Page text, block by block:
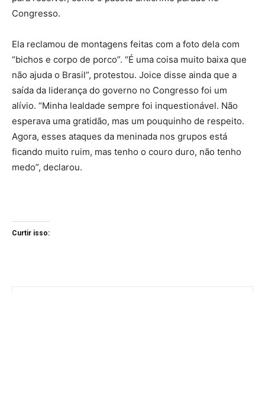
Congresso.
Ela reclamou de montagens feitas com a foto dela com
“bichos e corpo de porco”. “É uma coisa muito baixa que
não ajuda o Brasil”, protestou. Joice disse ainda que a
saída da liderança do governo no Congresso foi um
alívio. “Minha lealdade sempre foi inquestionável. Não
esperava uma gratidão, mas um pouquinho de respeito.
Agora, esses ataques da meninada nos grupos está
ficando muito ruim, mas tenho o couro duro, não tenho
medo”, declarou.
Curtir isso: